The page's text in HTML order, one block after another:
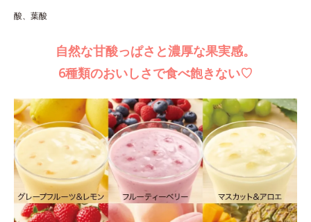
酸、葉酸
自然な甘酸っぱさと濃厚な果実感。
6種類のおいしさで食べ飽きない♡